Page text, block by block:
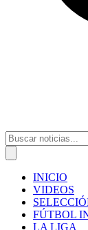
INICIO
VIDEOS
FÚTBOL
LA LIGA